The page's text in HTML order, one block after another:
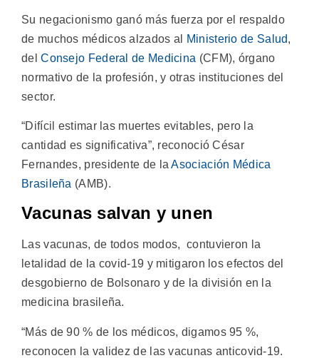
Su negacionismo ganó más fuerza por el respaldo
de muchos médicos alzados al
Ministerio de Salud,
delConsejo Federal de Medicina (CFM), órgano
normativo de la profesión, y otras instituciones del
sector.
“Difícil estimar las muertes evitables, pero la
cantidad es significativa”, reconoció César
Fernandes, presidente de laAsociación Médica
Brasileña (AMB).
Vacunas salvan y unen
Las vacunas, de todos modos, contuvieron la
letalidad de la covid-19 y mitigaron los efectos del
desgobierno de Bolsonaro y de la división en la
medicina brasileña.
“Más de 90 % de los médicos, digamos 95 %,
reconocen la validez de las vacunas anticovid-19.